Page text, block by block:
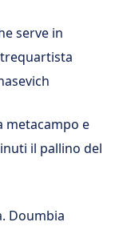
serve in
metacampo e
il pallino del
Doumbia